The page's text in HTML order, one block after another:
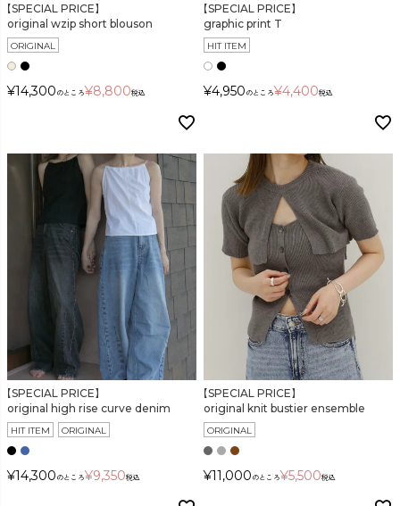
【SPECIAL PRICE】
original wzip short blouson
ORIGINAL
¥14,300 のところ¥8,800税込
【SPECIAL PRICE】
graphic print T
HIT ITEM
¥4,950 のところ¥4,400税込
【SPECIAL PRICE】
original high rise curve denim
HIT ITEM ORIGINAL
¥14,300 のところ¥9,350税込
【SPECIAL PRICE】
original knit bustier ensemble
ORIGINAL
¥11,000 のところ¥5,500税込